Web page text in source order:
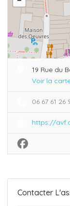
19 Rue du
Voir la
06 67 61 26
https://
Contacter